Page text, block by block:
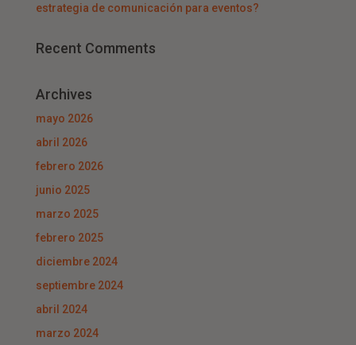
estrategia de comunicación para eventos?
Recent Comments
Archives
mayo 2026
abril 2026
febrero 2026
junio 2025
marzo 2025
febrero 2025
diciembre 2024
septiembre 2024
abril 2024
marzo 2024